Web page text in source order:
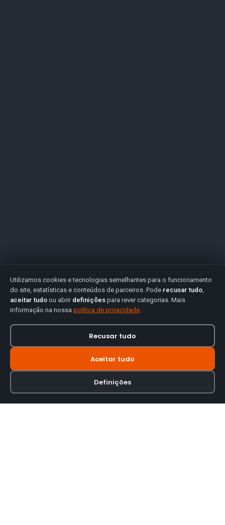
Utilizamos cookies e tecnologias semelhantes para o funcionamento
do site, estatísticas e conteúdos de parceiros. Pode recusar tudo,
aceitar tudo ou abrir definições para rever categorias. Mais
informação na nossa política de privacidade.
Recusar tudo
Aceitar tudo
Definições